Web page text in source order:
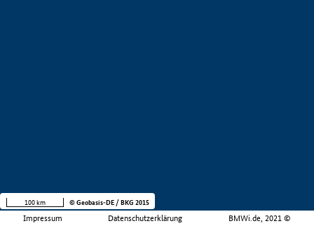
Impressum Datenschutzerklärung BMWi.de, 2021 ©
100 km © Geobasis-DE / BKG 2015